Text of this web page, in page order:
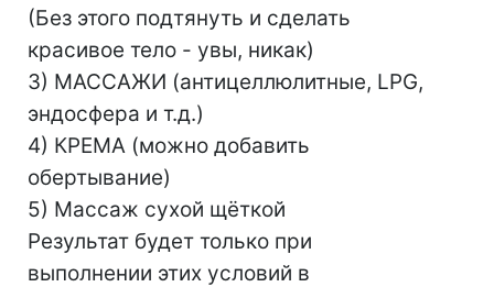
(Без этого подтянуть и сделать
красивое тело - увы, никак)
3) МАССАЖИ (антицеллюлитные, LPG,
эндосфера и т.д.)
4) КРЕМА (можно добавить
обертывание)
5) Массаж сухой щёткой
Результат будет только при
выполнении этих условий в